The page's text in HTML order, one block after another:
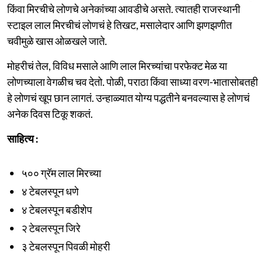
किंवा मिरचीचे लोणचे अनेकांच्या आवडीचे असते. त्यातही राजस्थानी
स्टाइल लाल मिरचीचं लोणचं हे तिखट, मसालेदार आणि झणझणीत
चवीमुळे खास ओळखले जाते.
मोहरीचं तेल, विविध मसाले आणि लाल मिरच्यांचा परफेक्ट मेळ या
लोणच्याला वेगळीच चव देतो. पोळी, पराठा किंवा साध्या वरण-भातासोबतही
हे लोणचं खूप छान लागतं. उन्हाळ्यात योग्य पद्धतीने बनवल्यास हे लोणचं
अनेक दिवस टिकू शकतं.
साहित्य :
५०० ग्रॅम लाल मिरच्या
४ टेबलस्पून धणे
४ टेबलस्पून बडीशेप
२ टेबलस्पून जिरे
३ टेबलस्पून पिवळी मोहरी